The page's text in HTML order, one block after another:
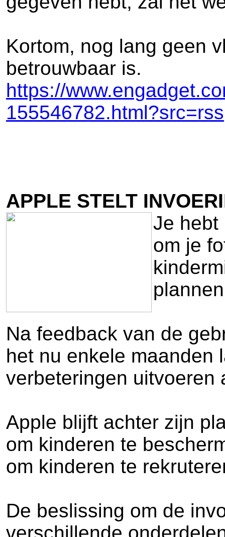
Kortom, nog lang geen
betrouwbaar is.
https://
155546782.html?src=rss
APPLE STELT
Je hebt
om je
Na feedback van de
het nu enkele maanden
verbeteringen uitvoeren
Apple blijft achter zijn
om kinderen te
om kinderen te
De beslissing om de